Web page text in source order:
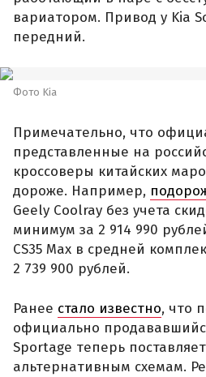
вариатором. Привод у Kia
передний.
Фото Kia
Примечательно, что
представленные на
кроссоверы китайских
дороже. Например,
Geely Coolray без учета
минимум за 2 914 990
CS35 Max в средней
2 739 900 рублей.
Ранее стало известно, что
официально
Sportage теперь
альтернативным схемам.